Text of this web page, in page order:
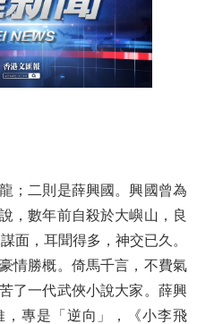
二則是薛興國。興國曾為
，數年前自殺於大嶼山，良
面，耳聞得多，神交已久。
情勝概。倚馬千言，不費氣
了一代武俠小說大家。薛興
，專是「逆向」，《小李飛